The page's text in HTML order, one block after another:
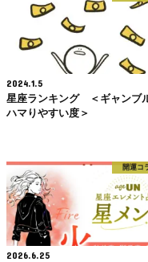
2024.1.5
星座ランキング ＜ギャンブ
ハマりやすい度＞
開運コ
2026.6.25